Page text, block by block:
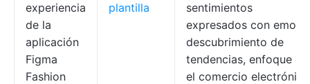
experiencia
de la
aplicación
Figma
Fashion
plantilla
sentimientos
expresados con emojis,
descubrimiento de
tendencias, enfoque en
el comercio